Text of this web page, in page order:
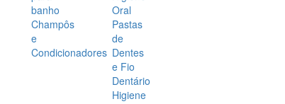
banho
Champôs
e
Condicionadores
Oral
Pastas
de
Dentes
e Fio
Dentário
Higiene